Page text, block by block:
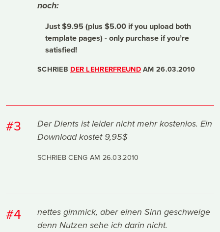
noch:
Just $9.95 (plus $5.00 if you upload both
template pages) - only purchase if you’re
satisfied!
SCHRIEB DER LEHRERFREUNDAM26.03.2010
#3
Der Dients ist leider nicht mehr kostenlos. Ein
Download kostet 9,95$
SCHRIEB CENG AM 26.03.2010
#4
nettes gimmick, aber einen Sinn geschweige
denn Nutzen sehe ich darin nicht.